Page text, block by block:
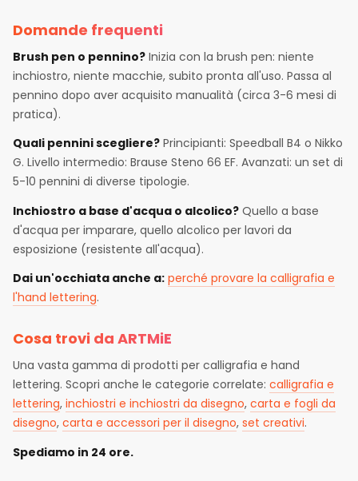
Domande frequenti
Brush pen o pennino? Inizia con la brush pen: niente
inchiostro, niente macchie, subito pronta all'uso. Passa al
pennino dopo aver acquisito manualità (circa 3-6 mesi di
pratica).
Quali pennini scegliere? Principianti: Speedball B4 o Nikko
G. Livello intermedio: Brause Steno 66 EF. Avanzati: un set di
5-10 pennini di diverse tipologie.
Inchiostro a base d'acqua o alcolico? Quello a base
d'acqua per imparare, quello alcolico per lavori da
esposizione (resistente all'acqua).
Dai un'occhiata anche a: perché provare la calligrafia e
l'hand lettering.
Cosa trovi da ARTMiE
Una vasta gamma di prodotti per calligrafia e hand
lettering. Scopri anche le categorie correlate: calligrafia e
lettering, inchiostri e inchiostri da disegno, carta e fogli da
disegno, carta e accessori per il disegno, set creativi.
Spediamo in 24 ore.